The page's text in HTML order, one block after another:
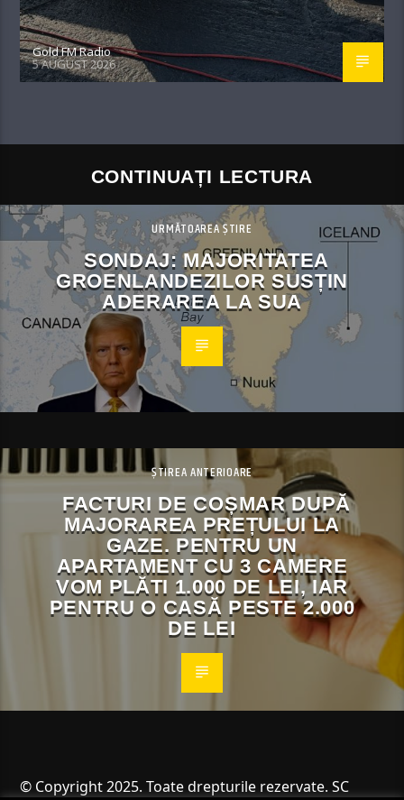
Gold FM Radio
5 AUGUST 2026
CONTINUAȚI LECTURA
URMĂTOAREA ȘTIRE
SONDAJ: MAJORITATEA
GROENLANDEZILOR SUSȚIN
ADERAREA LA SUA
ȘTIREA ANTERIOARE
FACTURI DE COȘMAR DUPĂ
MAJORAREA PREȚULUI LA
GAZE. PENTRU UN
APARTAMENT CU 3 CAMERE
VOM PLĂTI 1.000 DE LEI, IAR
PENTRU O CASĂ PESTE 2.000
DE LEI
© Copyright 2025. Toate drepturile rezervate. SC